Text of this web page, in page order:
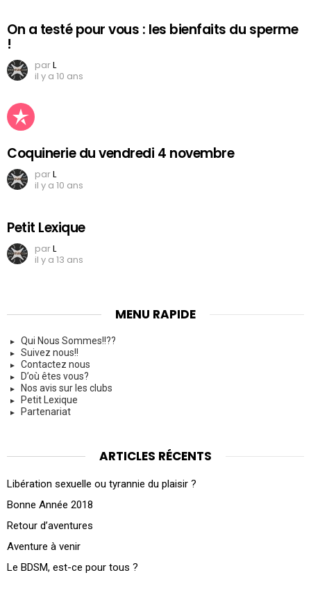
On a testé pour vous : les bienfaits du sperme
!
parL
il y a 10 ans
Coquinerie du vendredi 4 novembre
parL
il y a 10 ans
Petit Lexique
parL
il y a 13 ans
MENU RAPIDE
Qui Nous Sommes!!??
Suivez nous!!
Contactez nous
D’où êtes vous?
Nos avis sur les clubs
Petit Lexique
Partenariat
ARTICLES RÉCENTS
Libération sexuelle ou tyrannie du plaisir ?
Bonne Année 2018
Retour d’aventures
Aventure à venir
Le BDSM, est-ce pour tous ?